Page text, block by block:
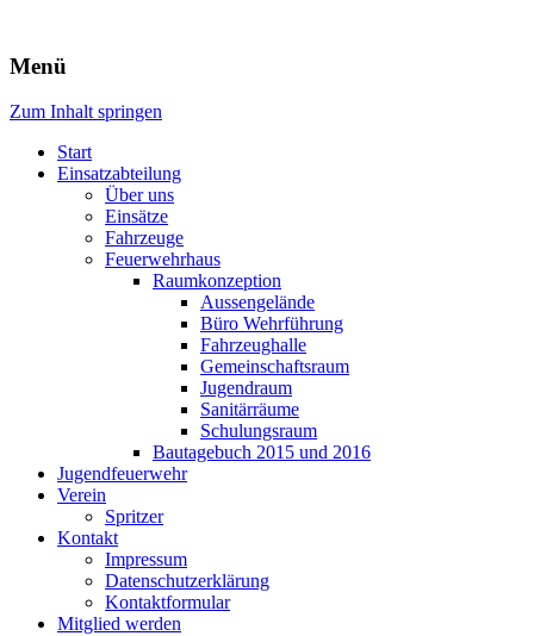
Freiwillige Feuerwehr Rodheim
v.d.H.
Menü
Zum Inhalt springen
Start
Einsatzabteilung
Über uns
Einsätze
Fahrzeuge
Feuerwehrhaus
Raumkonzeption
Aussengelände
Büro Wehrführung
Fahrzeughalle
Gemeinschaftsraum
Jugendraum
Sanitärräume
Schulungsraum
Bautagebuch 2015 und 2016
Jugendfeuerwehr
Verein
Spritzer
Kontakt
Impressum
Datenschutzerklärung
Kontaktformular
Mitglied werden